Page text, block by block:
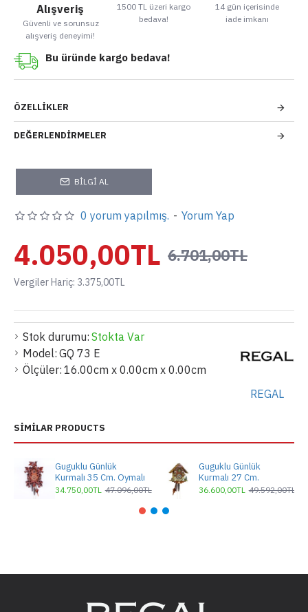
Alışveriş
Güvenli ve sorunsuz
alışveriş deneyimi!
1500 TL üzeri kargo
bedava!
14 gün içerisinde
iade imkanı
ÖZELLIKLER
DEĞERLENDIRMELER
BILGI AL
Bu üründe kargo bedava!
Stok durumu: Stokta Var
Model: GQ 73 E
Ölçüler: 16.00cm x 0.00cm x 0.00cm
REGAL
0 yorum yapılmış. - Yorum Yap
4.050,00TL 6.701,00TL
Vergiler Hariç: 3.375,00TL
SIMILAR PRODUCTS
Guguklu Günlük
Kurmalı 35 Cm. Oymalı
34.750,00TL 47.096,00TL
Guguklu Günlük
Kurmalı 27 Cm.
36.600,00TL 49.592,00TL